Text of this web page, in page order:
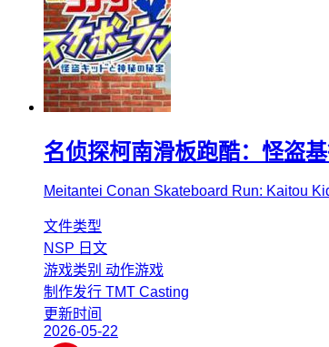
名侦探柯南滑板跑酷：怪盗
Meitantei Conan Skateboard Run: Kaitou
文件类型
NSP 日文
游戏类别 动作游戏
制作发行 TMT Casting
更新时间
2026-05-22